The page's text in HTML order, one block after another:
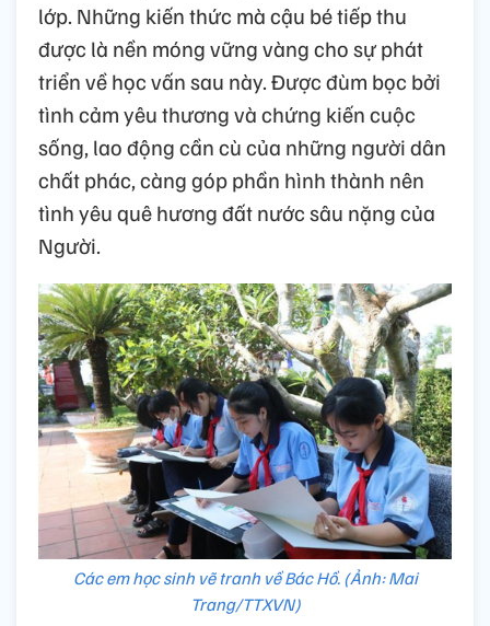
lớp. Những kiến thức mà cậu bé tiếp thu
được là nền móng vững vàng cho sự phát
triển về học vấn sau này. Được đùm bọc bởi
tình cảm yêu thương và chứng kiến cuộc
sống, lao động cần cù của những người dân
chất phác, càng góp phần hình thành nên
tình yêu quê hương đất nước sâu nặng của
Người.
Các em học sinh vẽ tranh về Bác Hồ. (Ảnh: Mai
Trang/TTXVN)